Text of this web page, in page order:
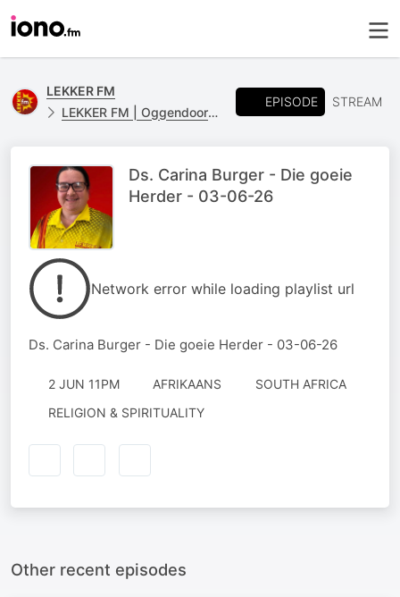
LEKKER FM
LEKKER FM | Oggendoordenkings
EPISODE STREAM
Ds. Carina Burger - Die goeie
Herder - 03-06-26
Network error while loading playlist url
Ds. Carina Burger - Die goeie Herder - 03-06-26
2 JUN 11PM AFRIKAANS
SOUTH AFRICA
RELIGION & SPIRITUALITY
Other recent episodes